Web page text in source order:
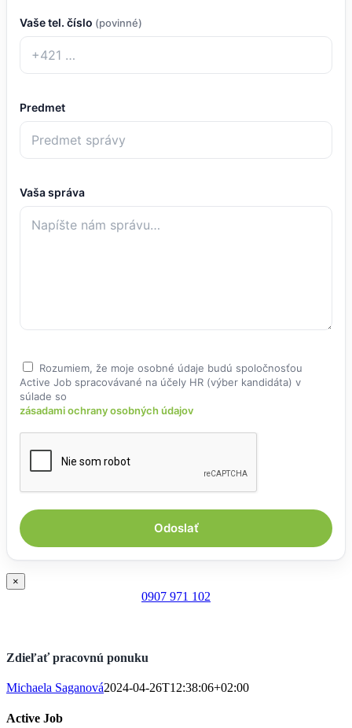
Vaše tel. číslo (povinné)
Predmet
Vaša správa
Rozumiem, že moje osobné údaje budú spoločnosťou
Active Job spracovávané na účely HR (výber kandidáta) v
súlade so
zásadami ochrany osobných údajov
×
0907 971 102
Zdieľať pracovnú ponuku
Michaela Saganová2024-04-26T12:38:06+02:00
Active Job